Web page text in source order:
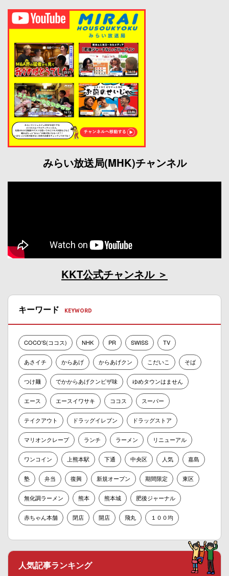
みらい放送局(MHK)チャンネル
KKT公式チャンネル
キーワード
COCO'S(ココス) NHK PR SWISS TV
あさイチ からあげ からあげクン こだいこ そば
つけ麺 でかからあげクンピザ味 ゆめタウンはません
エース エースイワサキ ココス スーパー
テイクアウト ドラッグイレブン ドラッグストア
マリオンクレープ ランチ ラーメン リニューアル
ワンコイン 上熊本駅 下通 中央区 人気 嘉島
塾 弁当 復興 新規オープン 期間限定 東区
無化調ラーメン 熊本 熊本城 肥後ジャーナル
赤ちゃん本舗 閉店 開店 飛丸 １００均
人気記事ランキング